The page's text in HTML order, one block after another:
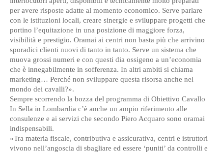
per avere risposte adatte al momento economico. Serve parlare
con le istituzioni locali, creare sinergie e sviluppare progetti che
portino l’equitazione in una posizione di maggiore forza,
visibilità e prestigio. Oramai ai centri non basta più che arrivino
sporadici clienti nuovi di tanto in tanto. Serve un sistema che
muova grossi numeri e con questi dia ossigeno a un’economia
che è innegabilmente in sofferenza. In altri ambiti si chiama
marketing… Perché non sviluppare questa risorsa anche nel
mondo dei cavalli?».
Sempre scorrendo la bozza del programma di Obiettivo Cavallo
In Sella in Lombardia c’è anche un ampio riferimento alle
consulenze e ai servizi che secondo Piero Acquaro sono oramai
indispensabili.
«Tra materia fiscale, contributiva e assicurativa, centri e istruttori
vivono nell’angoscia di sbagliare ed essere ‘puniti’ da controlli e